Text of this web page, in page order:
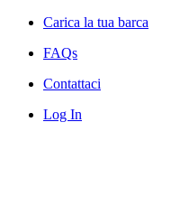
Carica la tua barca
FAQs
Contattaci
Log In